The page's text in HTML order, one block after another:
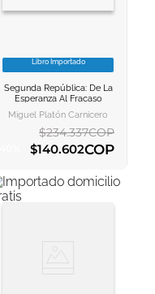
VER INFORMACION
AGREGAR AL
Libro Importado
Segunda República: De La
Esperanza Al Fracaso
Miguel Platón Carnicero
$234.337COP
$140.602COP
AGREGAR AL CARRITO